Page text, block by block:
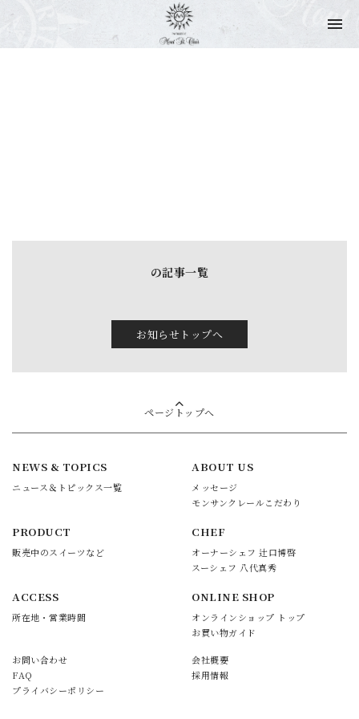
の記事一覧
お知らせトップへ
ページトップへ
NEWS & TOPICS
ニュース＆トピックス一覧
ABOUT US
メッセージ
モンサンクレールこだわり
PRODUCT
販売中のスイーツなど
CHEF
オーナーシェフ 辻口博啓
スーシェフ 八代真秀
ACCESS
所在地・営業時間
ONLINE SHOP
オンラインショップ トップ
お買い物ガイド
お問い合わせ
FAQ
プライバシーポリシー
会社概要
採用情報